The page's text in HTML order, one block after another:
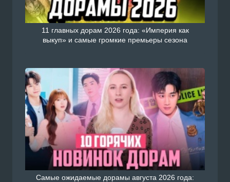
11 главных дорам 2026 года: «Империя как
выкуп» и самые громкие премьеры сезона
Самые ожидаемые дорамы августа 2026 года: